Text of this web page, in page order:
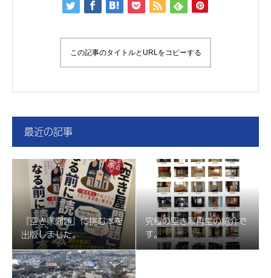
この記事のタイトルとURLをコピーする
最近の記事
『空き家問題』に挑む本を
出版しました。
究極の空き家再生の紹介で
す。